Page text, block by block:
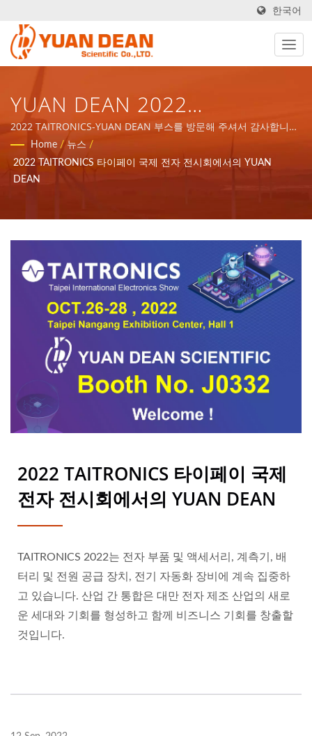
한국어
YUAN DEAN 2022
TAITRONICS 타이페이 국제 전
자 전시회 - ISO 9001/ISO
14001/IATF 16949 전원 공급
및 자석 구성 요소 제조업체 |
YUAN DEAN SCIENTIFIC CO.,
LTD.
2022 TAITRONICS-YUAN DEAN 부스를 방문해 주셔서 감사합니
다- J0332 | YDS는 1990년 대만 타이난에서 설립되었으며, 우리 공
장 호마오 전자는 1995년 중국 샤먼에서 설립되었습니다. 우리는
ISO 9001, ISO 14001 및 IATF16949 인증을 받은 선도적인 전자 제
Home / 뉴스 /
2022 TAITRONICS 타이페이 국제 전자 전시회에서의 YUAN
DEAN
2022 TAITRONICS 타이페이 국제
전자 전시회에서의 YUAN DEAN
TAITRONICS 2022는 전자 부품 및 액세서리, 계측기, 배
터리 및 전원 공급 장치, 전기 자동화 장비에 계속 집중하
고 있습니다. 산업 간 통합은 대만 전자 제조 산업의 새로
운 세대와 기회를 형성하고 함께 비즈니스 기회를 창출할
것입니다.